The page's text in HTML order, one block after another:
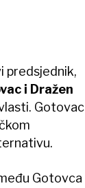
predsjednik,
i Dražen
Gotovac
Gotovca